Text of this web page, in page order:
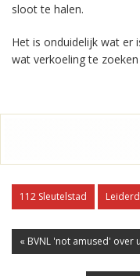
sloot te halen.
Het is onduidelijk wat er
wat verkoeling te
112 Sleutelstad
« BVNL 'not amused' over